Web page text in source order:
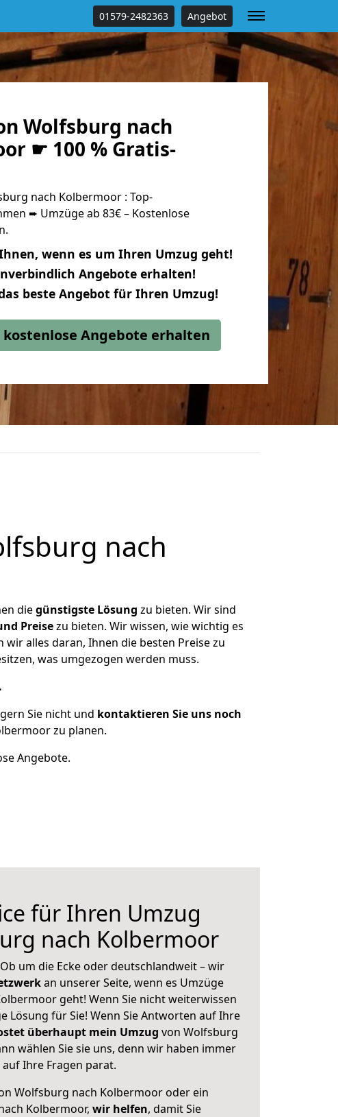
01579-2482363 Angebot
Wolfsburg nach
☛ 100 % Gratis-
nach Kolbermoor : Top-
➨ Umzüge ab 83€ – Kostenlose
wenn es um Ihren Umzug geht!
Angebote erhalten!
beste Angebot für Ihren Umzug!
Angebote erhalten
nach
diegünstigste Lösung zu bieten. Wir sind
Preisezu bieten. Wir wissen, wie wichtig es
alles daran, Ihnen die besten Preise zu
was umgezogen werden muss.
Sie nicht und kontaktieren Sie uns noch
zu planen.
Angebote.
für Ihren Umzug
nach Kolbermoor
um die Ecke oder deutschlandweit – wir
an unserer Seite, wenn es Umzüge
geht! Wenn Sie nicht weiterwissen
Lösung für Sie! Wenn Sie Antworten auf Ihre
überhaupt mein Umzug von Wolfsburg
wählen Sie sie uns, denn wir haben immer
Ihre Fragen parat.
Wolfsburg nach Kolbermoor oder ein
Kolbermoor, wir helfen, damit Sie